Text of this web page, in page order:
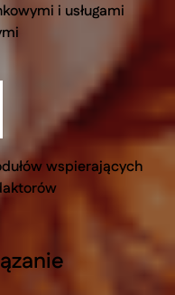
i usługami
wspierających